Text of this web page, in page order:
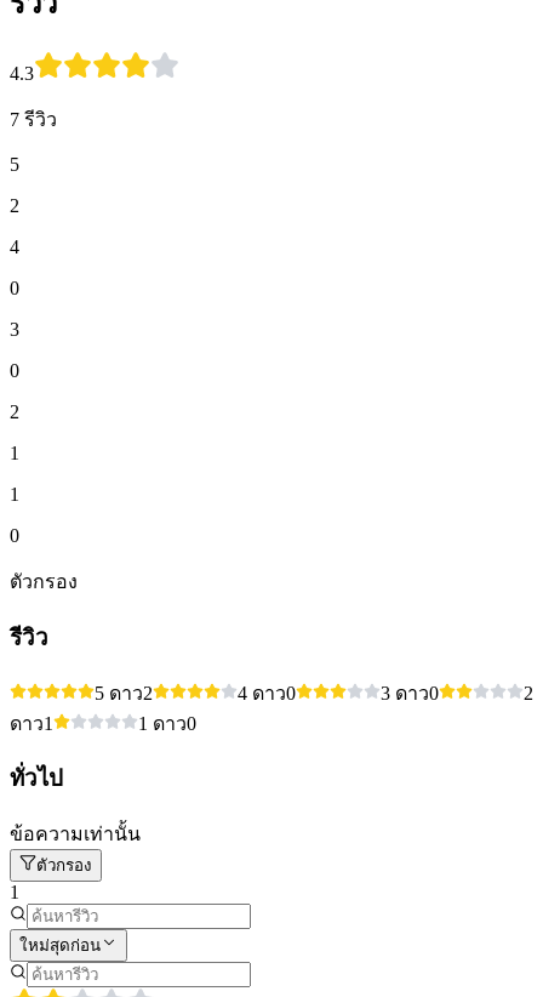
4.3
7 รีวิว
5
2
4
0
3
0
2
1
1
0
ตัวกรอง
รีวิว
5 ดาว2 4 ดาว0 3 ดาว0
2
ดาว1 1 ดาว0
ทั่วไป
ข้อความเท่านั้น
ตัวกรอง
1
ใหม่สุดก่อน